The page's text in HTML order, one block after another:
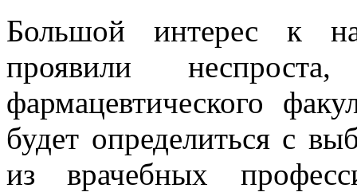
Большой интерес к
проявили
фармацевтического
будет определиться с
из врачебных